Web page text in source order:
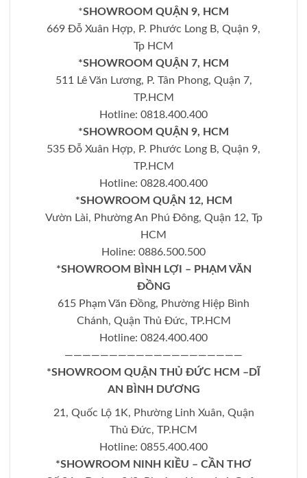
*SHOWROOM QUẬN 9, HCM
669 Đỗ Xuân Hợp, P. Phước Long B, Quận 9,
Tp HCM
*SHOWROOM QUẬN 7, HCM
511 Lê Văn Lương, P. Tân Phong, Quận 7,
TP.HCM
Hotline: 0818.400.400
*SHOWROOM QUẬN 9, HCM
535 Đỗ Xuân Hợp, P. Phước Long B, Quận 9,
TP.HCM
Hotline: 0828.400.400
*SHOWROOM QUẬN 12, HCM
Vườn Lài, Phường An Phú Đông, Quận 12, Tp
HCM
Holine: 0886.500.500
*SHOWROOM BÌNH LỢI – PHẠM VĂN
ĐỒNG
615 Phạm Văn Đồng, Phường Hiệp Bình
Chánh, Quận Thủ Đức, TP.HCM
Hotline: 0824.400.400
————————————————————
*SHOWROOM QUẬN THỦ ĐỨC HCM –DĨ
AN BÌNH DƯƠNG
21, Quốc Lộ 1K, Phường Linh Xuân, Quận
Thủ Đức, TP.HCM
Hotline: 0855.400.400
*SHOWROOM NINH KIỀU – CẦN THƠ